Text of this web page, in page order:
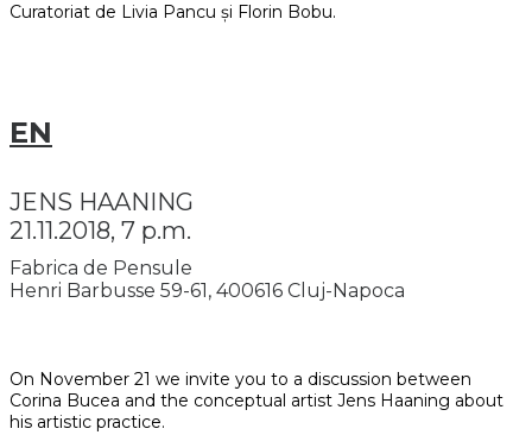
Curatoriat de Livia Pancu și Florin Bobu.
EN
JENS HAANING
21.11.2018, 7 p.m.
Fabrica de Pensule
Henri Barbusse 59-61, 400616 Cluj-Napoca
On November 21 we invite you to a discussion between
Corina Bucea and the conceptual artist Jens Haaning about
his artistic practice.